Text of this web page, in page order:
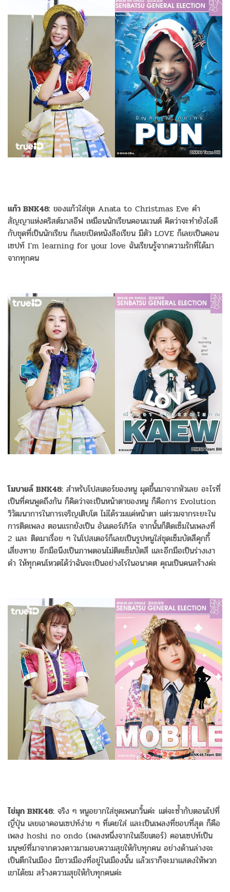
แก้ว BNK48: ของแก้วใส่ชุด Anata to Christmas Eve คำ
สัญญาแห่งคริสต์มาสอีฟ เหมือนนักเรียนคอนแวนต์ คิดว่าจะทำยังไงดี
กับชุดที่เป็นนักเรียน ก็เลยเปิดหนังสือเรียน มีตัว LOVE ก็เลยเป็นคอน
เซปท์ I'm learning for your love ฉันเรียนรู้จากความรักที่ได้มา
จากทุกคน
โมบายล์ BNK48: สำหรับโปสเตอร์ของหนู ผุดขึ้นมาจากหัวเลย อะไรที่
เป็นที่คนพูดถึงกัน ก็คิดว่าจะเป็นหน้าตาของหนู ก็คือการ Evolution
วิวัฒนาการในการเจริญเติบโต ไม่ได้รวมแค่หน้าตา แต่รวมจากระยะใน
การติดเพลง ตอนแรกยังเป็น อันเดอร์เกิร์ล จากนั้นก็ติดเซ็มในเพลงที่
2 และ ติดมาเรื่อย ๆ ในโปสเตอร์ก็เลยเป็นรูปหนูใส่ชุดเซ็มบัตสึคุกกี้
เสี่ยงทาย อีกมือนึงเป็นภาพตอนไม่ติดเซ็มบัตสึ และอีกมือเป็นร่างเงา
ดำ ให้ทุกคนโหวตได้ว่าฉันจะเป็นอย่างไรในอนาคต คุณเป็นคนสร้างค่ะ
ไข่มุก BNK48: จริง ๆ หนูอยากใส่ชุดเพนกวิ้นค่ะ แต่จะซ้ำกับตอนไปที่
ญี่ปุ่น เลยเอาคอนเซปท์ง่าย ๆ ที่เคยใส่ และเป็นเพลงที่ชอบที่สุด ก็คือ
เพลง hoshi no ondo (เพลงหนึ่งจากในเธียเตอร์) คอนเซปท์เป็น
มนุษย์ที่มาจากดวงดาวมามอบความสุขให้กับทุกคน อย่างด้านล่างจะ
เป็นตึกในเมือง มีชาวเมืองที่อยู่ในเมืองนั้น แล้วเราก็จะมาแสดงให้พวก
เขาได้ชม สร้างความสุขให้กับทุกคนค่ะ